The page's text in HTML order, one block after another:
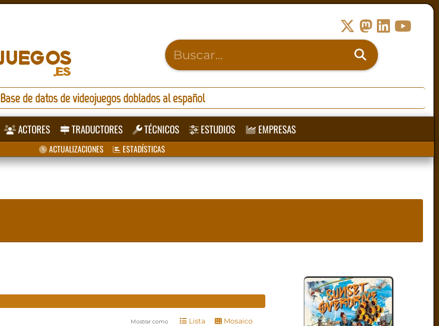
Base de datos de videojuegos doblados al español
ACTORES TRADUCTORES TÉCNICOS ESTUDIOS EMPRESAS
ACTUALIZACIONES ESTADÍSTICAS
Mostrar como Lista Mosaico